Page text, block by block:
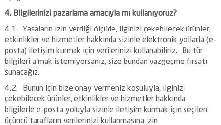
4. Bilgilerinizi pazarlama amacıyla mı kullanıyoruz?
4.1. Yasaların izin verdiği ölçüde, ilginizi çekebilecek ürünler,
etkinlikler ve hizmetler hakkında sizinle elektronik yollarla (e-
posta) iletişim kurmak için verilerinizi kullanabiliriz. Bu tür
bilgileri almak istemiyorsanız, size bundan vazgeçme fırsatı
sunacağız.
4.2. Bunun için bize onay vermeniz koşuluyla, ilginizi
çekebilecek ürünler, etkinlikler ve hizmetler hakkında
bilgilerle e-posta yoluyla sizinle iletişim kurmak için seçilen
üçüncü tarafların verilerinizi kullanmasına izin